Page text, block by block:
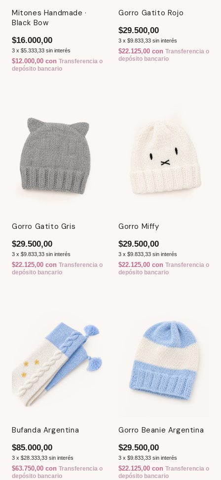
Mitones Handmade ·
Black Bow
$16.000,00
3 x $5.333,33 sin interés
$12.000,00 con Transferencia o
depósito bancario
Gorro Gatito Rojo
$29.500,00
3 x $9.833,33 sin interés
$22.125,00 con Transferencia o
depósito bancario
Gorro Gatito Gris
$29.500,00
3 x $9.833,33 sin interés
$22.125,00 con Transferencia o
depósito bancario
Gorro Miffy
$29.500,00
3 x $9.833,33 sin interés
$22.125,00 con Transferencia o
depósito bancario
Bufanda Argentina
$85.000,00
3 x $28.333,33 sin interés
$63.750,00 con Transferencia o
depósito bancario
Gorro Beanie Argentina
$29.500,00
3 x $9.833,33 sin interés
$22.125,00 con Transferencia o
depósito bancario